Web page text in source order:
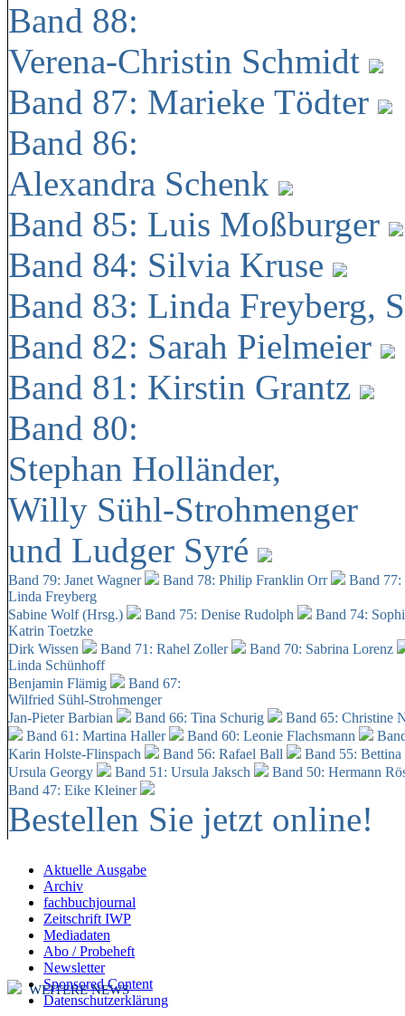
Band 88:
Verena-Christin Schmidt
Band 87: Marieke Tödter
Band 86:
Alexandra Schenk
Band 85: Luis Moßburger
Band 84: Silvia Kruse
Band 83: Linda Freyberg,
Band 82: Sarah Pielmeier
Band 81: Kirstin Grantz
Band 80:
Stephan Holländer,
Willy Sühl-Strohmenger
und Ludger Syré
Band 79: Janet Wagner Band 78: Philip Franklin Orr
Band
Linda Freyberg
Sabine Wolf (Hrsg.)
Band 75: Denise Rudolph
Band 74:
Katrin Toetzke
Dirk Wissen
Band 71: Rahel Zoller
Band 70: Sabrina Lorenz
Linda Schünhoff
Benjamin Flämig
Band 67:
Wilfried Sühl-Strohmenger
Jan-Pieter Barbian
Band 66: Tina Schurig
Band 65: Christine
Band 61: Martina Haller
Band 60: Leonie Flachsmann
Karin Holste-Flinspach
Band 56: Rafael Ball
Band 55:
Ursula Georgy
Band 51: Ursula Jaksch Band 50: Hermann
Band 47: Eike Kleiner
Bestellen Sie jetzt online!
Aktuelle Ausgabe
Archiv
fachbuchjournal
Zeitschrift IWP
Mediadaten
Abo / Probeheft
Newsletter
Sponsored Content
Datenschutzerklärung
WEITERE NEWS